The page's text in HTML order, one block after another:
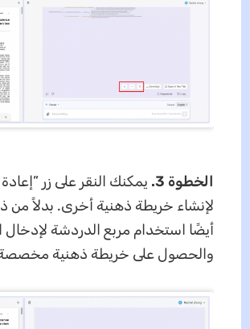
الخطوة 3.
يمكنك النقر على زر
لإنشاء خريطة ذهنية أخرى. بدلاً من
أيضًا استخدام مربع الدردشة لإدخال
والحصول على خريطة ذهنية